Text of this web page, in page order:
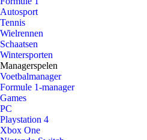
Autosport
Tennis
Wielrennen
Schaatsen
Wintersporten
Managerspelen
Voetbalmanager
Formule 1-manager
Games
PC
Playstation 4
Xbox One